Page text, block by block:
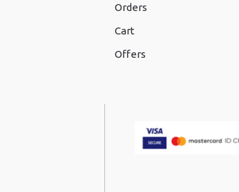
Orders
Cart
Offers